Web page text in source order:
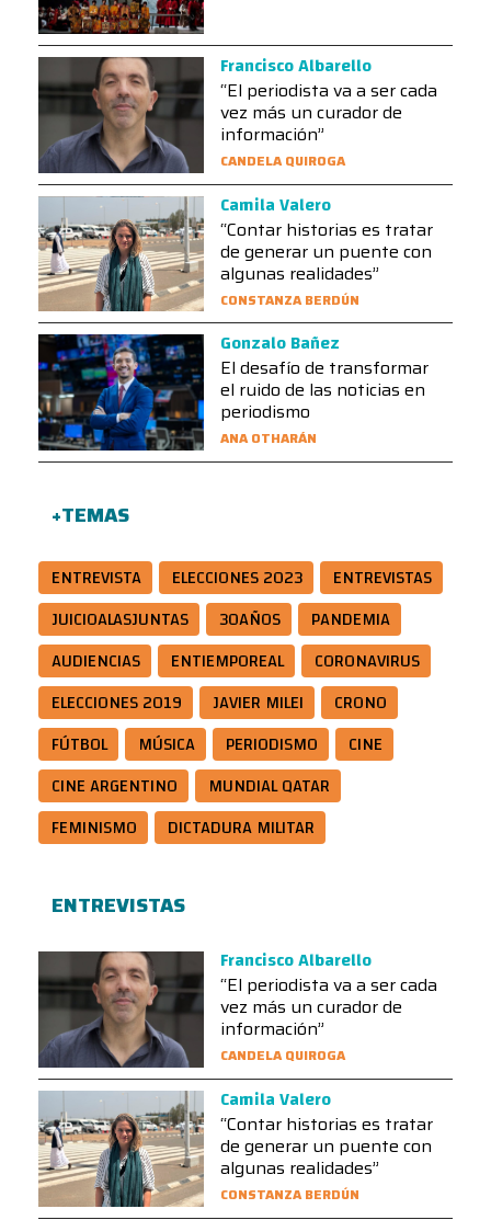
Francisco Albarello
“El periodista va a ser cada
vez más un curador de
información”
CANDELA QUIROGA
Camila Valero
“Contar historias es tratar
de generar un puente con
algunas realidades”
CONSTANZA BERDÚN
Gonzalo Bañez
El desafío de transformar
el ruido de las noticias en
periodismo
ANA OTHARÁN
+TEMAS
ENTREVISTA ELECCIONES 2023
ENTREVISTAS
JUICIOALASJUNTAS
30AÑOS
PANDEMIA
AUDIENCIAS
ENTIEMPOREAL
CORONAVIRUS
ELECCIONES 2019
JAVIER MILEI
CRONO
FÚTBOL
MÚSICA PERIODISMO
CINE
CINE ARGENTINO
MUNDIAL QATAR
FEMINISMO
DICTADURA MILITAR
ENTREVISTAS
Francisco Albarello
“El periodista va a ser cada
vez más un curador de
información”
CANDELA QUIROGA
Camila Valero
“Contar historias es tratar
de generar un puente con
algunas realidades”
CONSTANZA BERDÚN